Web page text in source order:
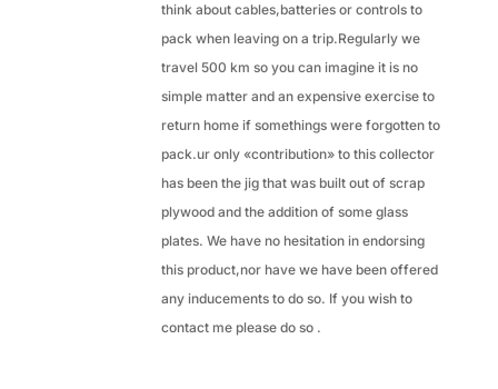
think about cables,batteries or controls to
pack when leaving on a trip.Regularly we
travel 500 km so you can imagine it is no
simple matter and an expensive exercise to
return home if somethings were forgotten to
pack.ur only «contribution» to this collector
has been the jig that was built out of scrap
plywood and the addition of some glass
plates. We have no hesitation in endorsing
this product,nor have we have been offered
any inducements to do so. If you wish to
contact me please do so .